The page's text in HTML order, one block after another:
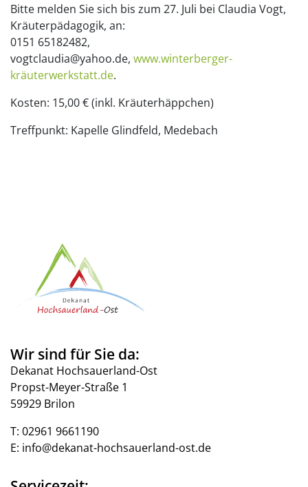
Bitte melden Sie sich bis zum 27. Juli bei Claudia Vogt,
Kräuterpädagogik, an:
0151 65182482,
vogtclaudia@yahoo.de, www.winterberger-
kräuterwerkstatt.de.
Kosten: 15,00 € (inkl. Kräuterhäppchen)
Treffpunkt: Kapelle Glindfeld, Medebach
Wir sind für Sie da:
Dekanat Hochsauerland-Ost
Propst-Meyer-Straße 1
59929 Brilon
T: 02961 9661190
E: info@dekanat-hochsauerland-ost.de